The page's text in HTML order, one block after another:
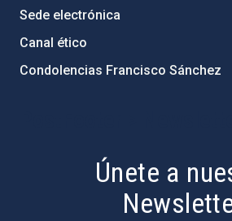
Sede electrónica
Canal ético
Condolencias Francisco Sánchez
Únete a